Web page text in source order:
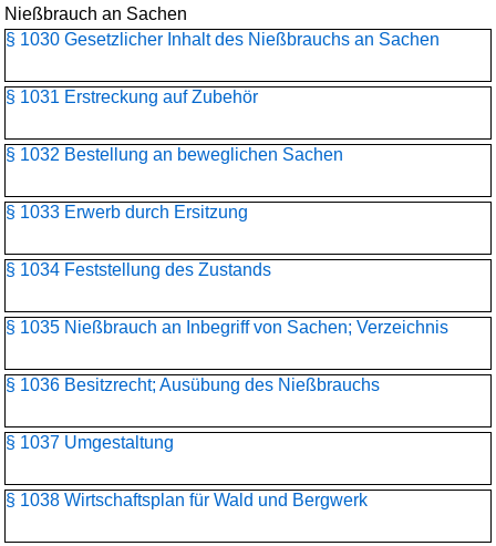
Nießbrauch an Sachen
§ 1030 Gesetzlicher Inhalt des Nießbrauchs an Sachen
§ 1031 Erstreckung auf Zubehör
§ 1032 Bestellung an beweglichen Sachen
§ 1033 Erwerb durch Ersitzung
§ 1034 Feststellung des Zustands
§ 1035 Nießbrauch an Inbegriff von Sachen; Verzeichnis
§ 1036 Besitzrecht; Ausübung des Nießbrauchs
§ 1037 Umgestaltung
§ 1038 Wirtschaftsplan für Wald und Bergwerk